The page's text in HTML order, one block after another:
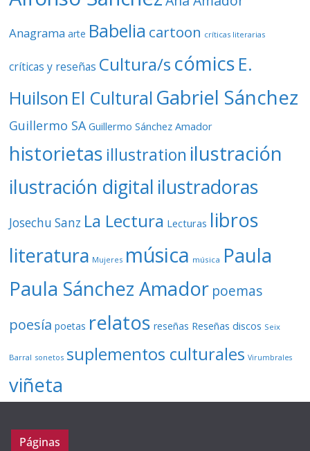
Anagrama arte Babelia cartoon críticas literarias
críticas y reseñas Cultura/s cómics E.
Huilson El Cultural Gabriel Sánchez
Guillermo SA Guillermo Sánchez Amador
historietas illustration ilustración
ilustración digital ilustradoras
Josechu Sanz La Lectura Lecturas libros
literatura Mujeres música música Paula
Paula Sánchez Amador poemas
poesía poetas relatos reseñas Reseñas discos Seix
Barral sonetos suplementos culturales Virumbrales
viñeta
Páginas